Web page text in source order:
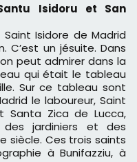
Isidoru et San
Isidore de Madrid
C’est un jésuite. Dans
peut admirer dans la
qui était le tableau
Sur ce tableau sont
le laboureur, Saint
Santa Zica de Lucca,
jardiniers et des
siècle. Ces trois saints
à Bunifazziu, à